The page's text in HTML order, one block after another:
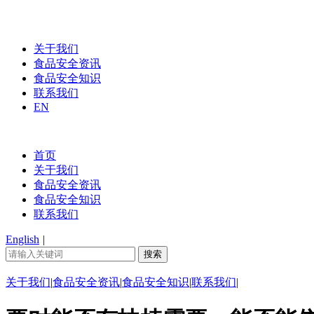
关于我们
食品安全资讯
食品安全知识
联系我们
EN
首页
关于我们
食品安全资讯
食品安全知识
联系我们
English |
关于我们|食品安全资讯|食品安全知识|联系我们|